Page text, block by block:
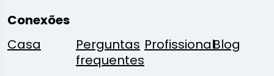
Conexões
Casa
Perguntas
frequentes
ProfissionalBlog